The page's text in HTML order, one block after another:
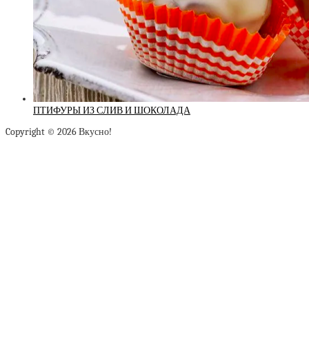
ПТИФУРЫ ИЗ СЛИВ И ШОКОЛАДА
Copyright © 2026 Вкусно!